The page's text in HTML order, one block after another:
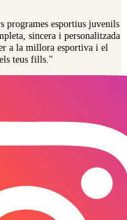
programes esportius juvenils
sincera i personalitzada
a la millora esportiva i el
teus fills."